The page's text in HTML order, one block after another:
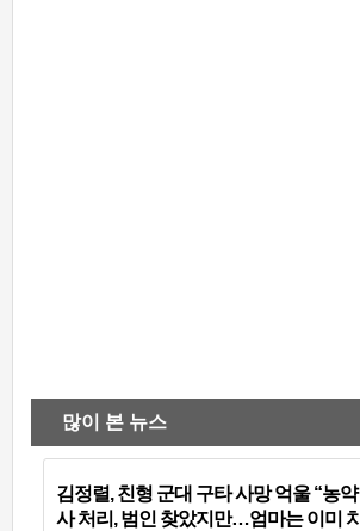
많이 본 뉴스
김정렬, 친형 군대 구타 사망 억울 “농약
사 처리, 범인 찾았지만…엄마는 이미 치